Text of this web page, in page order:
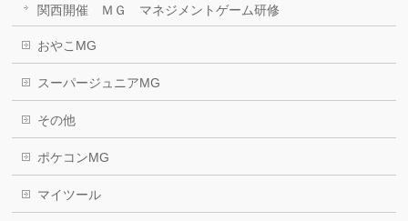
関西開催 ＭＧ マネジメントゲーム研修
おやこMG
スーパージュニアMG
その他
ポケコンMG
マイツール